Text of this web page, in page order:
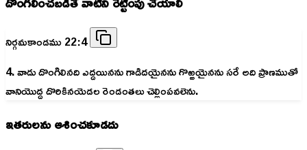
నిర్గమకాండము 22:4
4. వాడు దొంగిలినది ఎద్దయినను గాడిదయైనను గొఱ్ఱయైనను సరే అది ప్రాణముతో
వానియొద్ద దొరికినయెడల రెండంతలు చెల్లింపవలెను.
ఇతరులను ఆశించకూడదు